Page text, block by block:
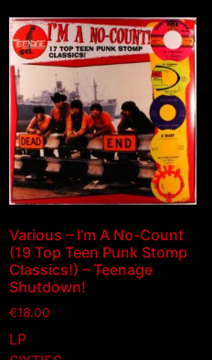
Various – I’m A No-Count
(19 Top Teen Punk Stomp
Classics!) – Teenage
Shutdown!
€18.00
LP